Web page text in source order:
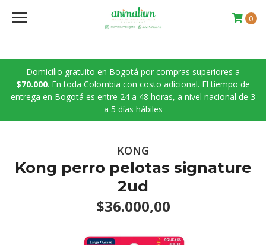
Domicilio gratuito en Bogotá por compras superiores a
$70.000. En toda Colombia con costo adicional. El tiempo de
entrega en Bogotá es entre 24 a 48 horas, a nivel nacional de 3
a 5 días hábiles
0
KONG
Kong perro pelotas signature
2ud
$36.000,00